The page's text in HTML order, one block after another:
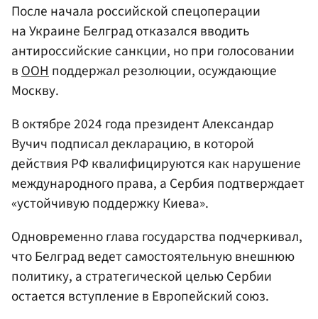
После начала российской спецоперации
на Украине Белград отказался вводить
антироссийские санкции, но при голосовании
вООНподдержал резолюции, осуждающие
Москву.
В октябре 2024 года президент Александар
Вучич подписал декларацию, в которой
действия РФ квалифицируются как нарушение
международного права, а Сербия подтверждает
«устойчивую поддержку Киева».
Одновременно глава государства подчеркивал,
что Белград ведет самостоятельную внешнюю
политику, а стратегической целью Сербии
остается вступление в Европейский союз.